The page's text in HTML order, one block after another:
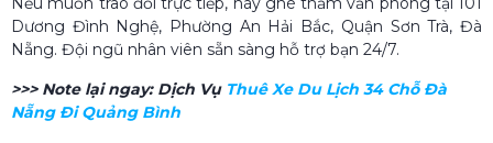
Dương Đình Nghệ, Phường An Hải Bắc, Quận Sơn Trà, Đà
Nẵng. Đội ngũ nhân viên sẵn sàng hỗ trợ bạn 24/7.
>>> Note lại ngay: Dịch Vụ Thuê Xe Du Lịch 34 Chỗ Đà
Nẵng Đi Quảng Bình